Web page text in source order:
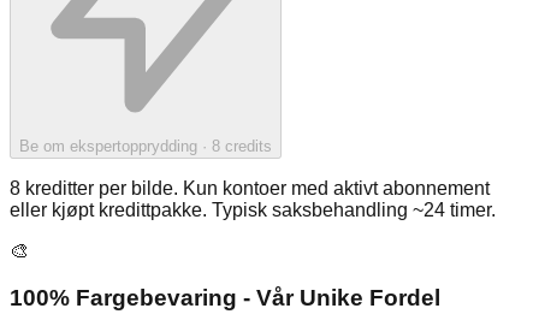
Be om ekspertopprydding · 8 credits
8 kreditter per bilde. Kun kontoer med aktivt abonnement
eller kjøpt kredittpakke. Typisk saksbehandling ~24 timer.
🎨
100% Fargebevaring - Vår Unike Fordel